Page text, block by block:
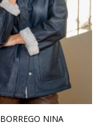
BORREGO NINA